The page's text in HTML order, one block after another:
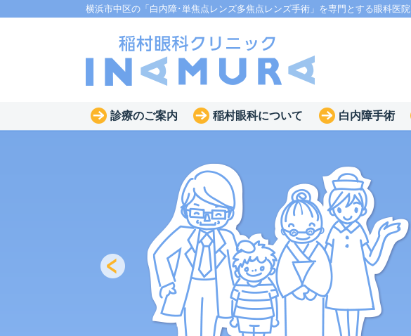
横浜市中区の「白内障･単焦点レンズ多焦点レンズ手術」を専門とする眼科医院
診療のご案内 稲村眼科について 白内障手術